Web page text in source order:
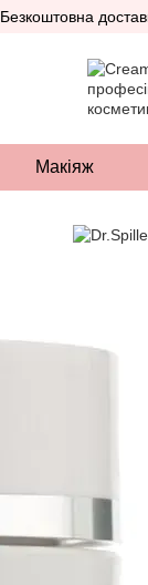
Безкоштовна
Макіяж